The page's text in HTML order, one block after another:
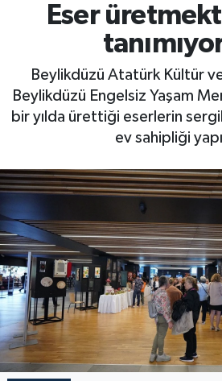
Eser
Beylikdüzü Atatürk Kültür
Beylikdüzü Engelsiz Yaşam
bir yılda ürettiği eserlerin
ev sahipliği